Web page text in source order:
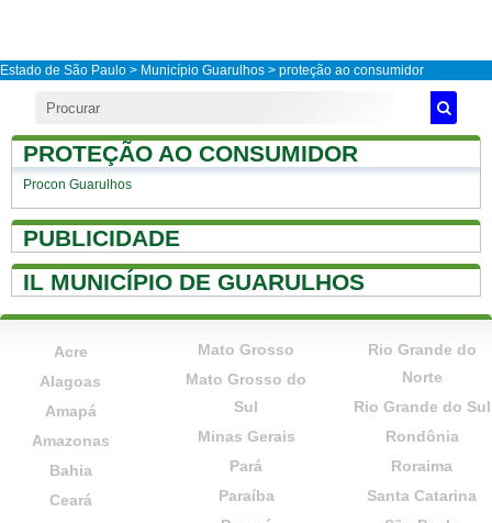
Estado de São Paulo > Município Guarulhos > proteção ao consumidor
PROTEÇÃO AO CONSUMIDOR
Procon Guarulhos
PUBLICIDADE
IL MUNICÍPIO DE GUARULHOS
Acre
Alagoas
Amapá
Amazonas
Bahia
Ceará
Mato Grosso
Mato Grosso do
Sul
Minas Gerais
Pará
Paraíba
Rio Grande do
Norte
Rio Grande do Sul
Rondônia
Roraima
Santa Catarina